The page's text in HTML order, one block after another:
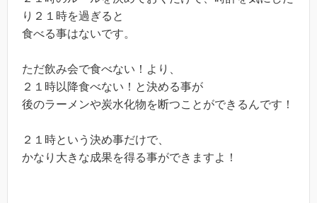
り２１時を過ぎると
食べる事はないです。
ただ飲み会で食べない！より、
２１時以降食べない！と決める事が
後のラーメンや炭水化物を断つことができるんです！
２１時という決め事だけで、
かなり大きな成果を得る事ができますよ！